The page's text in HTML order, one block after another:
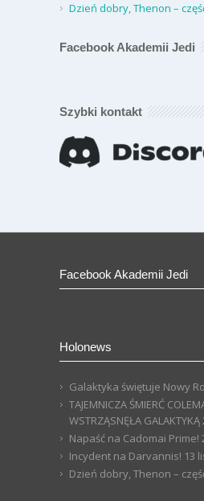
Dzień dobry, Thenon –
Facebook Akademii Jedi
Szybki kontakt
Facebook Akademii Jedi
Holonews
Galaktyka świętuje Nowy
TAJEMNICZA ŚMIERĆ
WSTRZĄSNĘŁA GALAKTYKĄ
Napaść na Cadomai Prime!
Incydent na Darvannis! 13
Dzień dobry, Thenon –